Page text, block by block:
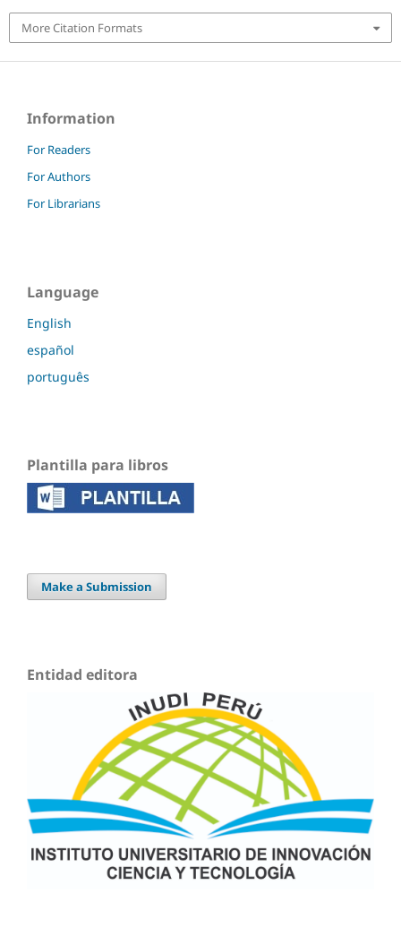
More Citation Formats
Information
For Readers
For Authors
For Librarians
Language
English
español
português
Plantilla para libros
Make a Submission
Entidad editora